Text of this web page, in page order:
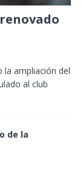
la ampliación del
al club
de la